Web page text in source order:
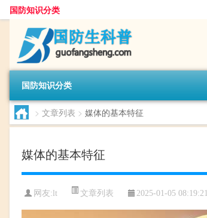
国防知识分类
国防知识分类
> 文章列表 > 媒体的基本特征
媒体的基本特征
网友:lt 文章列表 2025-01-05 08:19:21